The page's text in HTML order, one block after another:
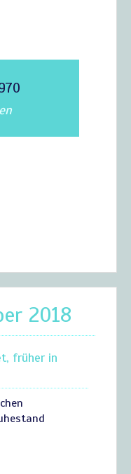
2018
früher in